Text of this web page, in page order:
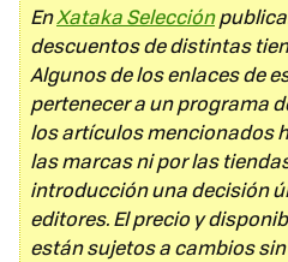
EnXataka Selección
descuentos de distintas
Algunos de los enlaces de
pertenecer a un programa
los artículos mencionados
las marcas ni por las
introducción una decisión
editores. El precio y
están sujetos a cambios